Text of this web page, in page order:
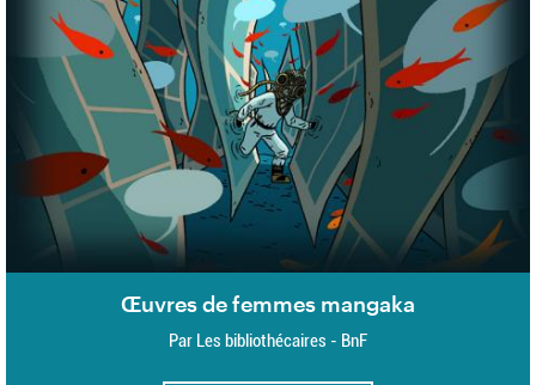
Œuvres de femmes mangaka
Par Les bibliothécaires - BnF